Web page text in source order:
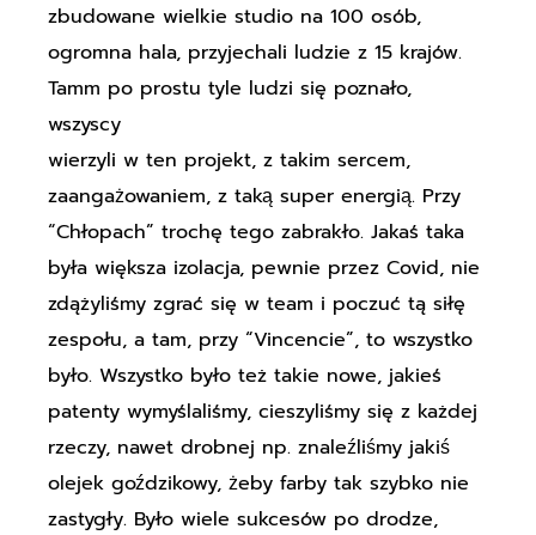
zbudowane wielkie studio na 100 osób,
ogromna hala, przyjechali ludzie z 15 krajów.
Tamm po prostu tyle ludzi się poznało,
wszyscy
wierzyli w ten projekt, z takim sercem,
zaangażowaniem, z taką super energią. Przy
“Chłopach” trochę tego zabrakło. Jakaś taka
była większa izolacja, pewnie przez Covid, nie
zdążyliśmy zgrać się w team i poczuć tą siłę
zespołu, a tam, przy “Vincencie”, to wszystko
było. Wszystko było też takie nowe, jakieś
patenty wymyślaliśmy, cieszyliśmy się z każdej
rzeczy, nawet drobnej np. znaleźliśmy jakiś
olejek goździkowy, żeby farby tak szybko nie
zastygły. Było wiele sukcesów po drodze,